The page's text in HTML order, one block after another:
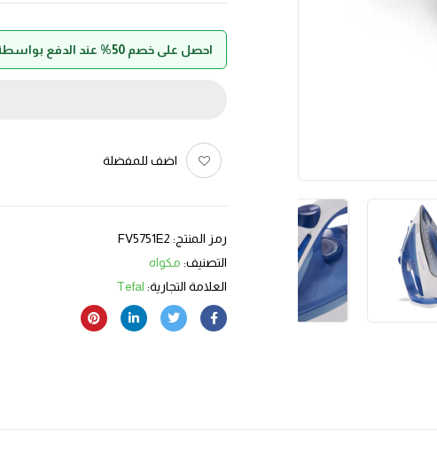
احصل على خصم 50% عند الدفع بواسطة حالا
اضف للمفضلة
رمز المنتج: FV5751E2
التصنيف: مكواه
العلامة التجارية: Tefal